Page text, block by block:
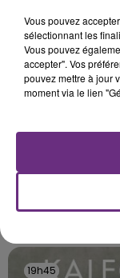
présente.
LE MAGASIN
C'était l'une
rémois. Le
fermer ses
19h45
19h45
Vous pouvez
sélectionnant les
Vous pouvez
accepter". Vos
pouvez mettre à jour
moment via le lien